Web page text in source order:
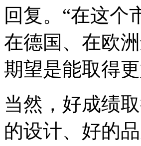
回复。“在这个
在德国、在欧
期望是能取得
当然，好成绩
的设计、好的